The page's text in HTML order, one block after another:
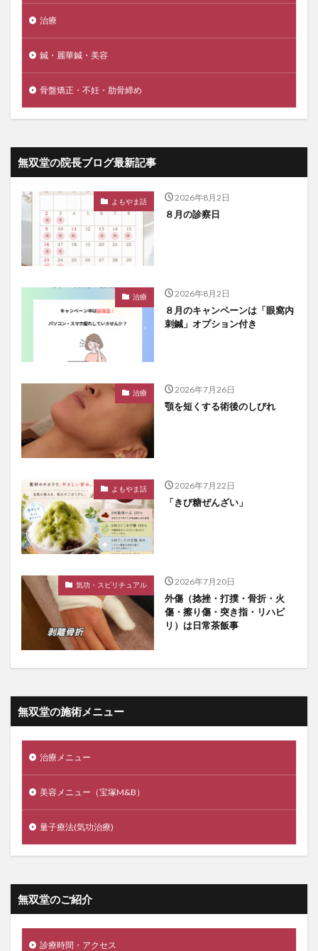
治療
鍼・麗華鍼・美容
骨盤矯正・不妊・肋骨締め
無双堂の院長ブログ最新記事
よもやま話 2026年8月2日
８月の診察日
治療 2026年8月2日
８月のキャンペーンは「眼窩内
刺鍼」オプション付き
治療 2026年7月26日
顎を短くする術後のしびれ
よもやま話 2026年7月22日
「きび糖ぜんざい」
気功・スピリチュアル 2026年7月20日
外傷（捻挫・打撲・骨折・火
傷・擦り傷・突き指・リハビ
リ）は日常茶飯事
無双堂の施術メニュー
治療メニュー
美容メニュー（宝塚M&B）
量子療法(気功治療)
無双堂のご紹介
診療時間・アクセス